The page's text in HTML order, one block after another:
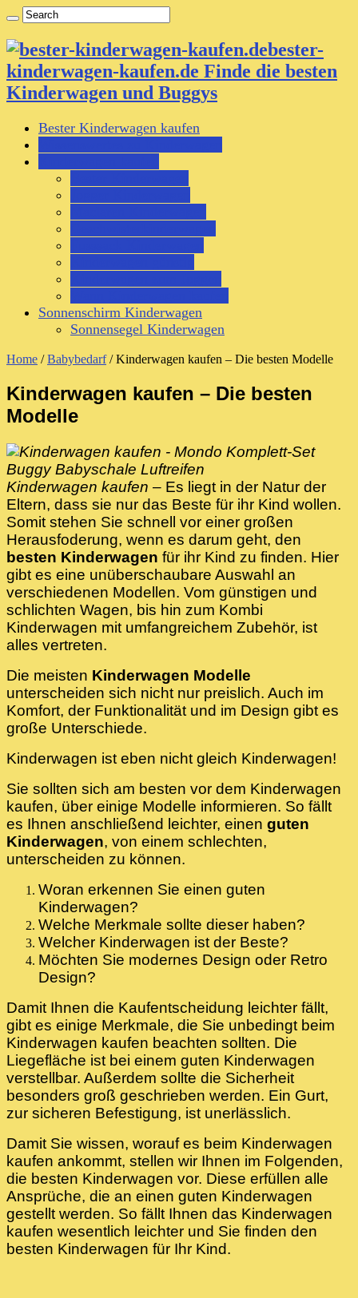
bester-
kinderwagen-kaufen.de Finde die besten
Kinderwagen und Buggys
Bester Kinderwagen kaufen
Sonnenschirm Kinderwagen
Sonnensegel Kinderwagen
Home / Babybedarf / Kinderwagen kaufen – Die besten Modelle
Kinderwagen kaufen – Die besten
Modelle
Kinderwagen kaufen – Es liegt in der Natur der
Eltern, dass sie nur das Beste für ihr Kind wollen.
Somit stehen Sie schnell vor einer großen
Herausfoderung, wenn es darum geht, den
besten Kinderwagen für ihr Kind zu finden. Hier
gibt es eine unüberschaubare Auswahl an
verschiedenen Modellen. Vom günstigen und
schlichten Wagen, bis hin zum Kombi
Kinderwagen mit umfangreichem Zubehör, ist
alles vertreten.
Die meisten Kinderwagen Modelle
unterscheiden sich nicht nur preislich. Auch im
Komfort, der Funktionalität und im Design gibt es
große Unterschiede.
Kinderwagen ist eben nicht gleich Kinderwagen!
Sie sollten sich am besten vor dem Kinderwagen
kaufen, über einige Modelle informieren. So fällt
es Ihnen anschließend leichter, einen guten
Kinderwagen, von einem schlechten,
unterscheiden zu können.
Woran erkennen Sie einen guten
Kinderwagen?
Welche Merkmale sollte dieser haben?
Welcher Kinderwagen ist der Beste?
Möchten Sie modernes Design oder Retro
Design?
Damit Ihnen die Kaufentscheidung leichter fällt,
gibt es einige Merkmale, die Sie unbedingt beim
Kinderwagen kaufen beachten sollten. Die
Liegefläche ist bei einem guten Kinderwagen
verstellbar. Außerdem sollte die Sicherheit
besonders groß geschrieben werden. Ein Gurt,
zur sicheren Befestigung, ist unerlässlich.
Damit Sie wissen, worauf es beim Kinderwagen
kaufen ankommt, stellen wir Ihnen im Folgenden,
die besten Kinderwagen vor. Diese erfüllen alle
Ansprüche, die an einen guten Kinderwagen
gestellt werden. So fällt Ihnen das Kinderwagen
kaufen wesentlich leichter und Sie finden den
besten Kinderwagen für Ihr Kind.